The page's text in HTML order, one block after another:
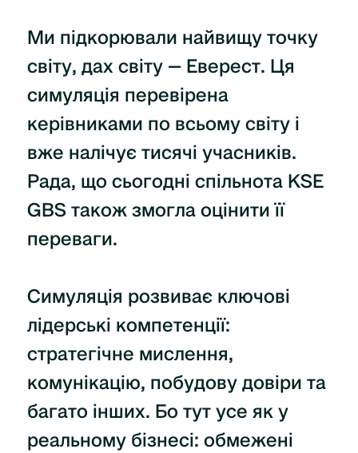
Ми підкорювали найвищу точку
світу, дах світу — Еверест. Ця
симуляція перевірена
керівниками по всьому світу і
вже налічує тисячі учасників.
Рада, що сьогодні спільнота KSE
GBS також змогла оцінити її
переваги.
Симуляція розвиває ключові
лідерські компетенції:
стратегічне мислення,
комунікацію, побудову довіри та
багато інших. Бо тут усе як у
реальному бізнесі: обмежені